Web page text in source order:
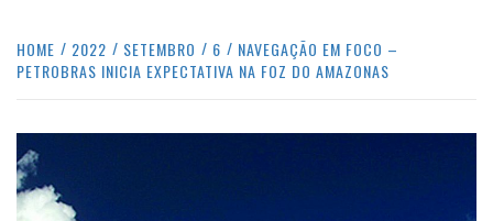
HOME 2022 SETEMBRO 6
NAVEGAÇÃO EM FOCO –
PETROBRAS INICIA EXPECTATIVA NA FOZ DO AMAZONAS